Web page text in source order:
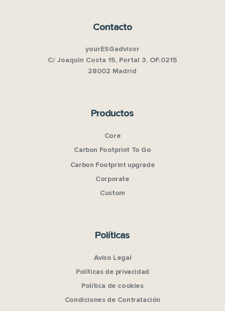
Contacto
yourESGadvisor
C/ Joaquin Costa 15, Portal 3, OF.0215
28002 Madrid
Productos
Core
Carbon Footprint To Go
Carbon Footprint upgrade
Corporate
Custom
Políticas
Aviso Legal
Políticas de privacidad
Política de cookies
Condiciones de Contratación